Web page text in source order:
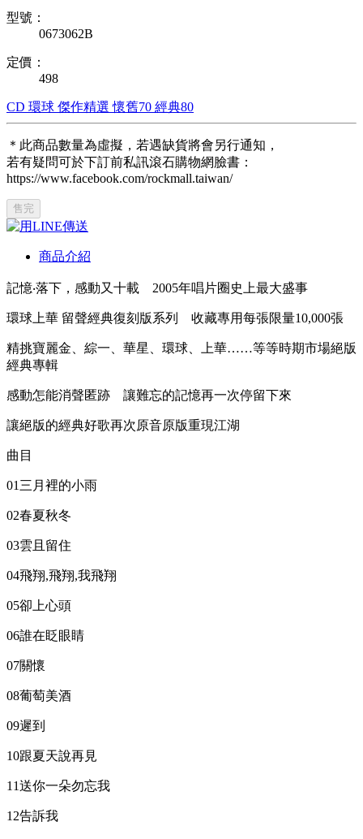
型號：
0673062B
定價：
498
CD 環球 傑作精選 懷舊70 經典80
＊此商品數量為虛擬，若遇缺貨將會另行通知，
若有疑問可於下訂前私訊滾石購物網臉書：
https://www.facebook.com/rockmall.taiwan/
售完
商品介紹
記憶‧落下，感動又十載 2005年唱片圈史上最大盛事
環球上華 留聲經典復刻版系列 收藏專用每張限量10,000張
精挑寶麗金、綜一、華星、環球、上華……等等時期市場絕版
經典專輯
感動怎能消聲匿跡 讓難忘的記憶再一次停留下來
讓絕版的經典好歌再次原音原版重現江湖
曲目
01三月裡的小雨
02春夏秋冬
03雲且留住
04飛翔,飛翔,我飛翔
05卻上心頭
06誰在眨眼睛
07關懷
08葡萄美酒
09遲到
10跟夏天說再見
11送你一朵勿忘我
12告訴我